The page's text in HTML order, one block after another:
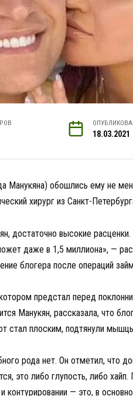
18.03.2021
Манукяна) обошлись ему не
хирург из Санкт-
достаточно высокие
даже в 1,5 миллиона», —
блогера после операций
предстал перед
Манукян, рассказала, что
стал плоским, подтянули
рода нет. Он отметил, что
это либо глупость, либо хайп.
контурировании — это, в